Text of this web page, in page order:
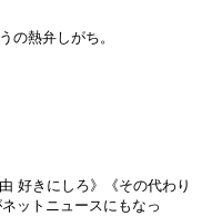
の熱弁しがち。
好きにしろ》《その代わり
ットニュースにもなっ